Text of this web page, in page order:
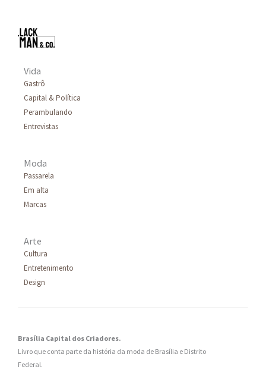
Vida
Gastrô
Capital & Política
Perambulando
Entrevistas
Moda
Passarela
Em alta
Marcas
Arte
Cultura
Entretenimento
Design
Brasília Capital dos Criadores.
Livro que conta parte da história da moda de Brasília e Distrito
Federal.